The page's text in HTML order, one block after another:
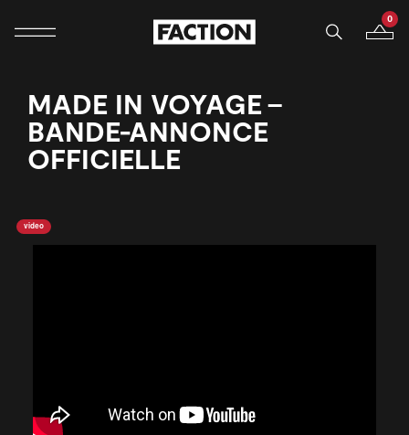
Navigation mobile Votre
0
MADE IN VOYAGE -
BANDE-ANNONCE
OFFICIELLE
video